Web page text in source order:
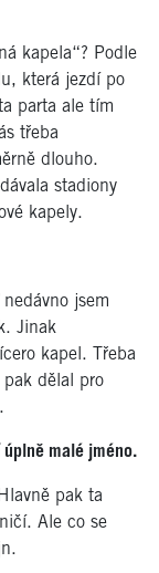
kapela“? Podle
která jezdí po
parta ale tím
třeba
dlouho.
stadiony
kapely.
jsem
Jinak
kapel. Třeba
pak dělal pro
malé jméno.
pak ta
Ale co se